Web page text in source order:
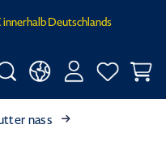
Deutschlands
nass